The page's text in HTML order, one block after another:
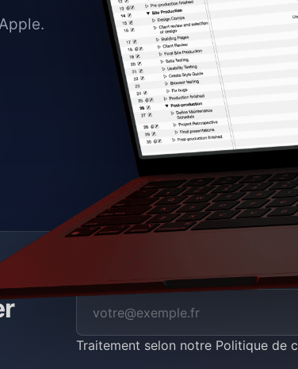
Traitement selon notre Politique de